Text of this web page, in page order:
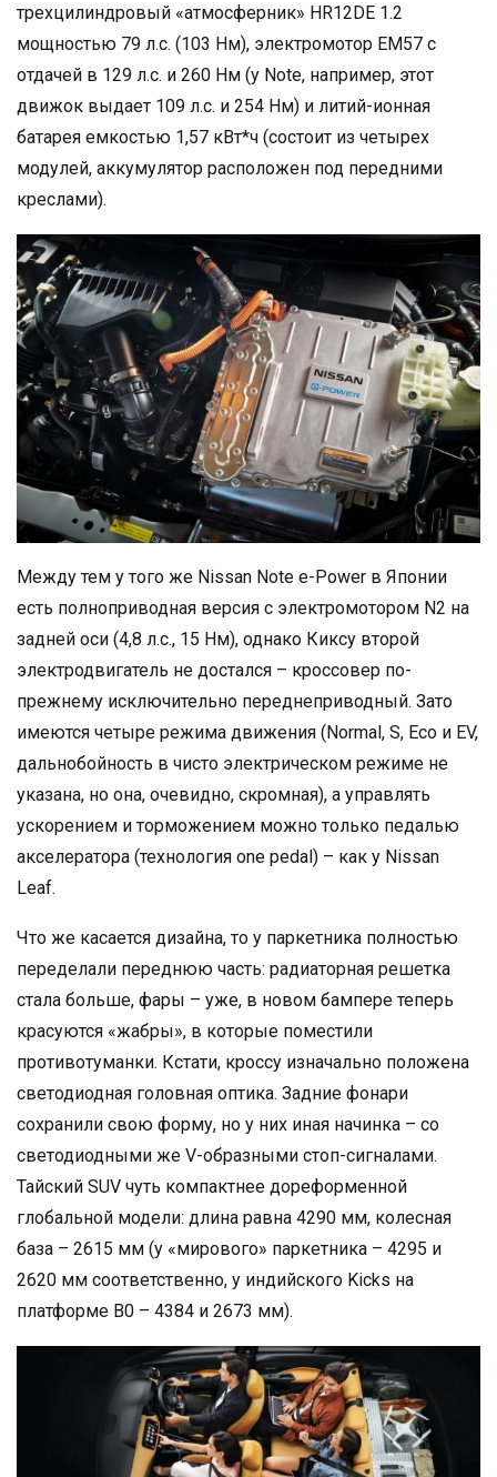
трехцилиндровый «атмосферник» HR12DE 1.2
мощностью 79 л.с. (103 Нм), электромотор EM57 с
отдачей в 129 л.с. и 260 Нм (у Note, например, этот
движок выдает 109 л.с. и 254 Нм) и литий-ионная
батарея емкостью 1,57 кВт*ч (состоит из четырех
модулей, аккумулятор расположен под передними
креслами).
Между тем у того же Nissan Note e-Power в Японии
есть полноприводная версия с электромотором N2 на
задней оси (4,8 л.с., 15 Нм), однако Киксу второй
электродвигатель не достался – кроссовер по-
прежнему исключительно переднеприводный. Зато
имеются четыре режима движения (Normal, S, Eco и EV,
дальнобойность в чисто электрическом режиме не
указана, но она, очевидно, скромная), а управлять
ускорением и торможением можно только педалью
акселератора (технология one pedal) – как у Nissan
Leaf.
Что же касается дизайна, то у паркетника полностью
переделали переднюю часть: радиаторная решетка
стала больше, фары – уже, в новом бампере теперь
красуются «жабры», в которые поместили
противотуманки. Кстати, кроссу изначально положена
светодиодная головная оптика. Задние фонари
сохранили свою форму, но у них иная начинка – со
светодиодными же V-образными стоп-сигналами.
Тайский SUV чуть компактнее дореформенной
глобальной модели: длина равна 4290 мм, колесная
база – 2615 мм (у «мирового» паркетника – 4295 и
2620 мм соответственно, у индийского Kicks на
платформе B0 – 4384 и 2673 мм).